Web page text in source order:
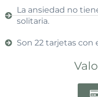
La ansiedad no
solitaria.
Son 22 tarjetas con